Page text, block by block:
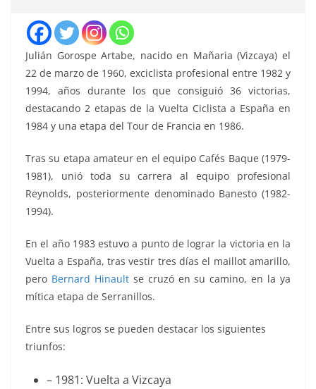
Julián Gorospe Artabe, nacido en Mañaria (Vizcaya) el
22 de marzo de 1960, exciclista profesional entre 1982 y
1994, años durante los que consiguió 36 victorias,
destacando 2 etapas de la Vuelta Ciclista a España en
1984 y una etapa del Tour de Francia en 1986.
Tras su etapa amateur en el equipo Cafés Baque (1979-
1981), unió toda su carrera al equipo profesional
Reynolds, posteriormente denominado Banesto (1982-
1994).
En el año 1983 estuvo a punto de lograr la victoria en la
Vuelta a España, tras vestir tres días el maillot amarillo,
pero Bernard Hinaultse cruzó en su camino, en la ya
mítica etapa de Serranillos.
Entre sus logros se pueden destacar los siguientes
triunfos:
– 1981: Vuelta a Vizcaya